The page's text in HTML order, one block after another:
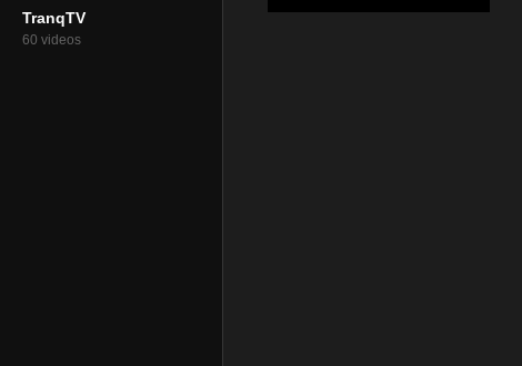
TranqTV
60 videos